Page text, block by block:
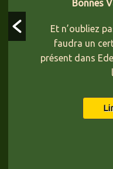
Bonnes
Et n’oubliez
faudra un
présent dans